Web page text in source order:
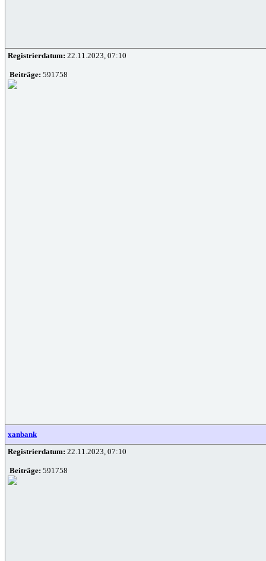
Registrierdatum: 22.11.2023, 07:10
Beiträge: 591758
xanbank
Registrierdatum: 22.11.2023, 07:10
Beiträge: 591758